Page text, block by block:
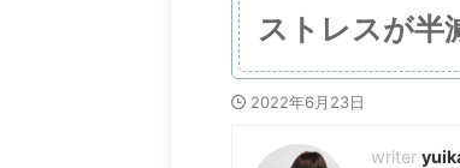
ストレスが半
2022年6月23日